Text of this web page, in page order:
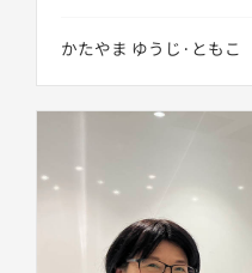
かたやま ゆうじ·ともこ